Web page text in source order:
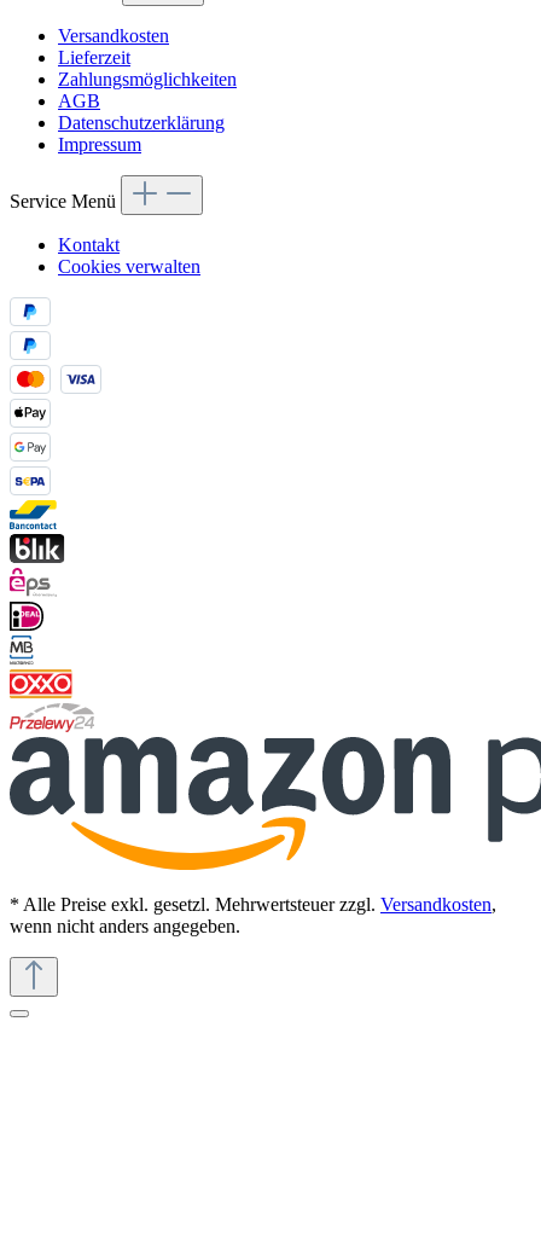
Versandkosten
Lieferzeit
Zahlungsmöglichkeiten
AGB
Datenschutzerklärung
Impressum
Service Menü
Kontakt
Cookies verwalten
* Alle Preise exkl. gesetzl. Mehrwertsteuer zzgl. Versandkosten,
wenn nicht anders angegeben.